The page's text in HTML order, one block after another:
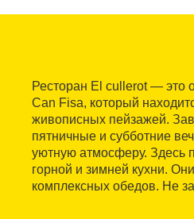
Ресторан El cullerot — это
Can Fisa, который
живописных пейзажей.
пятничные и субботние
уютную атмосферу. Здесь
горной и зимней кухни.
комплексных обедов. Не